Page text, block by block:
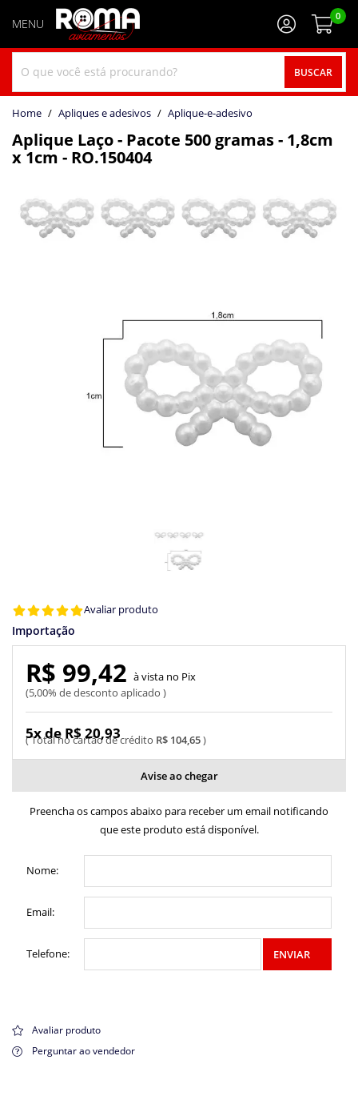
BUSCAR
0
home Apliques e adesivos aplique-e-adesivo
Aplique Laço - Pacote 500 gramas - 1,8cm
x 1cm - RO.150404
Avaliar produto
Importação
R$ 104,65
5x de R$ 20,93
R$ 99,42
5,00% de desconto aplicado
Pix
Avise ao chegar
Preencha os campos abaixo para receber um email notificando
que este produto está disponível.
Nome:
Email:
Telefone: ENVIAR
Avaliar produto
Perguntar ao vendedor